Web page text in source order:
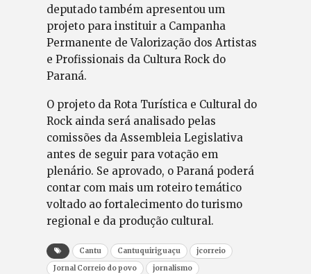
deputado também apresentou um
projeto para instituir a Campanha
Permanente de Valorização dos Artistas
e Profissionais da Cultura Rock do
Paraná.
O projeto da Rota Turística e Cultural do
Rock ainda será analisado pelas
comissões da Assembleia Legislativa
antes de seguir para votação em
plenário. Se aprovado, o Paraná poderá
contar com mais um roteiro temático
voltado ao fortalecimento do turismo
regional e da produção cultural.
Cantu Cantuquiriguaçu
jcorreio
Jornal Correio do povo
jornalismo